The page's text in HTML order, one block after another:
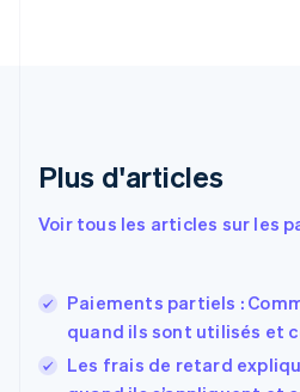
Plus d'articles
Voir tous les articles sur les
Paiements partiels :
quand ils sont utilisés et
Les frais de retard
English
Espagne
États-Unis
EnglishEspañol简体中文
Finlande
EnglishSvenska